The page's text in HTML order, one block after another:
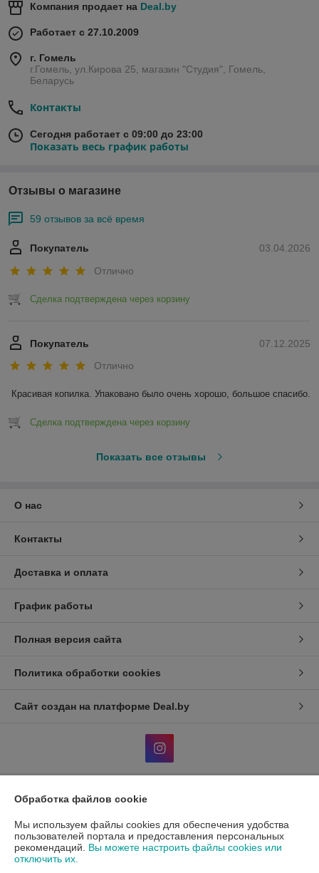
Компания продает на Deal.by
Работает с 27.10.2009
г. Гомель
г.Гомель, ул.Кирова 25, магазин "Студия", Гомель,
Беларусь
Контакты
Сегодня работает с 09:00 до 23:00
Показать весь график работы
Отзывы о магазине
59 отзывов за всё время
03.04.2026
Покупатель
Отлично
Сделка подтверждена через корзину
07.12.2025
Покупатель
Отлично
Красивая копилка. Упаковано было очень хорошо, большое спасибо.
Сделка подтверждена через корзину
Показать все отзывы
О нас
Контакты
Доставка и оплата
График работы
Полная версия сайта
Политика обработки cookies
Сайт создан на платформе Deal.by
Информация для покупателя
Индивидуальный предприниматель:ИП Гавриленко Светлана
Михайловна
Пушкина 22а/5
Обработка файлов cookie
Мы используем файлы cookies для обеспечения удобства
пользователей портала и предоставления персональных
рекомендаций. Вы можете настроить файлы cookies или
отключить их.